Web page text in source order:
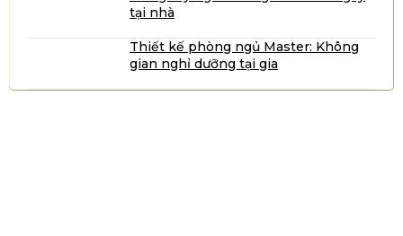
tại nhà
Thiết kế phòng ngủ Master: Không
gian nghỉ dưỡng tại gia